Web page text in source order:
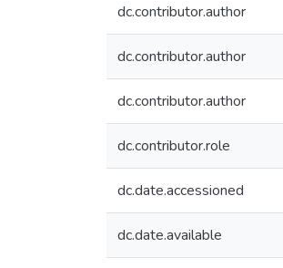
dc.contributor.author
dc.contributor.author
dc.contributor.author
dc.contributor.role
dc.date.accessioned
dc.date.available